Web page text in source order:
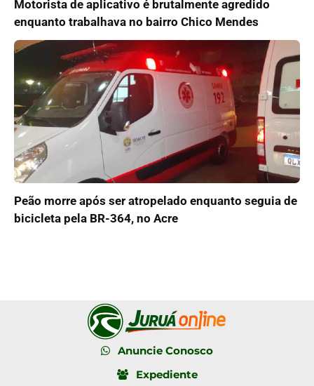
Motorista de aplicativo é brutalmente agredido
enquanto trabalhava no bairro Chico Mendes
Peão morre após ser atropelado enquanto seguia de
bicicleta pela BR-364, no Acre
Anuncie Conosco
Expediente